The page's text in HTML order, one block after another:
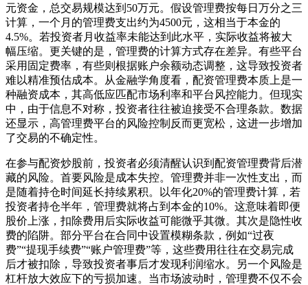
元资金，总交易规模达到50万元。假设管理费按每日万分之三
计算，一个月的管理费支出约为4500元，这相当于本金的
4.5%。若投资者月收益率未能达到此水平，实际收益将被大
幅压缩。更关键的是，管理费的计算方式存在差异。有些平台
采用固定费率，有些则根据账户余额动态调整，这导致投资者
难以精准预估成本。从金融学角度看，配资管理费本质上是一
种融资成本，其高低应匹配市场利率和平台风控能力。但现实
中，由于信息不对称，投资者往往被迫接受不合理条款。数据
还显示，高管理费平台的风险控制反而更宽松，这进一步增加
了交易的不确定性。
在参与配资炒股前，投资者必须清醒认识到配资管理费背后潜
藏的风险。首要风险是成本失控。管理费并非一次性支出，而
是随着持仓时间延长持续累积。以年化20%的管理费计算，若
投资者持仓半年，管理费就将占到本金的10%。这意味着即便
股价上涨，扣除费用后实际收益可能微乎其微。其次是隐性收
费的陷阱。部分平台在合同中设置模糊条款，例如“过夜
费”“提现手续费”“账户管理费”等，这些费用往往在交易完成
后才被扣除，导致投资者事后才发现利润缩水。另一个风险是
杠杆放大效应下的亏损加速。当市场波动时，管理费不仅不会